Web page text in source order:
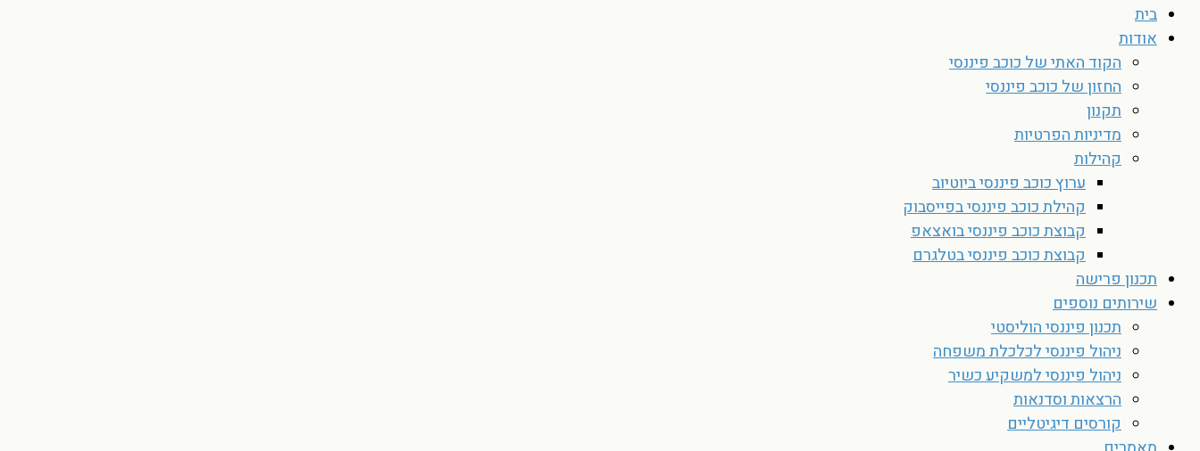
בית
אודות
הקוד האתי של כוכב פיננסי
החזון של כוכב פיננסי
תקנון
מדיניות הפרטיות
קהילות
ערוץ כוכב פיננסי ביוטיוב
קהילת כוכב פיננסי בפייסבוק
קבוצת כוכב פיננסי בואצאפ
קבוצת כוכב פיננסי בטלגרם
תכנון פרישה
שירותים נוספים
תכנון פיננסי הוליסטי
ניהול פיננסי לכלכלת משפחה
ניהול פיננסי למשקיע כשיר
הרצאות וסדנאות
קורסים דיגיטליים